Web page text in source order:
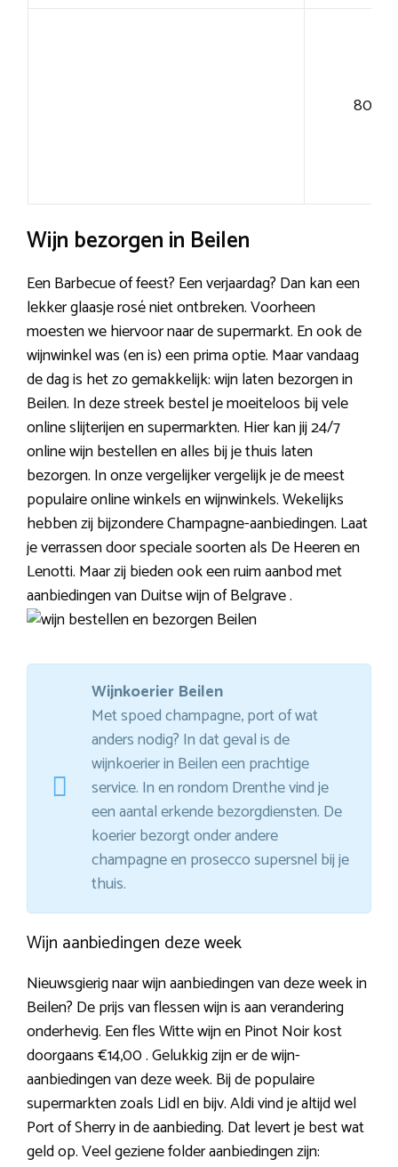
80+
Wijn bezorgen in Beilen
Een Barbecue of feest? Een verjaardag? Dan kan een
lekker glaasje rosé niet ontbreken. Voorheen
moesten we hiervoor naar de supermarkt. En ook de
wijnwinkel was (en is) een prima optie. Maar vandaag
de dag is het zo gemakkelijk: wijn laten bezorgen in
Beilen. In deze streek bestel je moeiteloos bij vele
online slijterijen en supermarkten. Hier kan jij 24/7
online wijn bestellen en alles bij je thuis laten
bezorgen. In onze vergelijker vergelijk je de meest
populaire online winkels en wijnwinkels. Wekelijks
hebben zij bijzondere Champagne-aanbiedingen. Laat
je verrassen door speciale soorten als De Heeren en
Lenotti. Maar zij bieden ook een ruim aanbod met
aanbiedingen van Duitse wijn of Belgrave .
Wijnkoerier Beilen
Met spoed champagne, port of wat
anders nodig? In dat geval is de
wijnkoerier in Beilen een prachtige
service. In en rondom Drenthe vind je
een aantal erkende bezorgdiensten. De
koerier bezorgt onder andere
champagne en prosecco supersnel bij je
thuis.
Wijn aanbiedingen deze week
Nieuwsgierig naar wijn aanbiedingen van deze week in
Beilen? De prijs van flessen wijn is aan verandering
onderhevig. Een fles Witte wijn en Pinot Noir kost
doorgaans €14,00 . Gelukkig zijn er de wijn-
aanbiedingen van deze week. Bij de populaire
supermarkten zoals Lidl en bijv. Aldi vind je altijd wel
Port of Sherry in de aanbieding. Dat levert je best wat
geld op. Veel geziene folder aanbiedingen zijn: